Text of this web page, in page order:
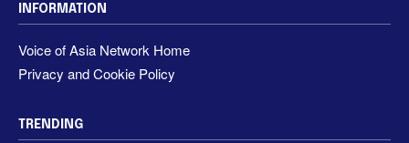
INFORMATION
Voice of Asia Network Home
Privacy and Cookie Policy
TRENDING